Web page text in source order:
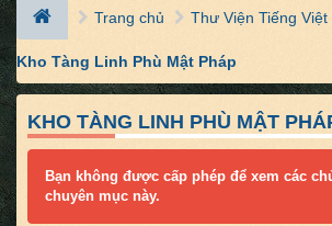
Trang chủ Thư Viện Tiếng Việt
Kho Tàng Linh Phù Mật Pháp
KHO TÀNG LINH PHÙ MẬT
Bạn không được cấp phép để xem các
chuyên mục này.